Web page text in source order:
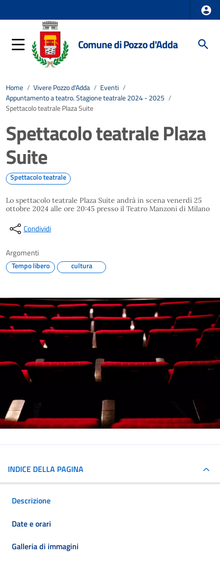
Comune di Pozzo d'Adda
Home / Vivere Pozzo d'Adda / Eventi /
Appuntamento a teatro. Stagione teatrale 2024 - 2025 /
Spettacolo teatrale Plaza Suite
Spettacolo teatrale Plaza
Suite
Spettacolo teatrale
Lo spettacolo teatrale Plaza Suite andrà in scena venerdì 25
ottobre 2024 alle ore 20:45 presso il Teatro Manzoni di Milano
Condividi
Argomenti
Tempo libero cultura
INDICE DELLA PAGINA
Descrizione
Date e orari
Galleria di immagini